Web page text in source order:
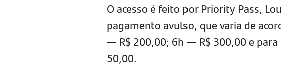
O acesso é feito por Priority Pass,
pagamento avulso, que varia de
— R$ 200,00; 6h — R$ 300,00 e para
50,00.